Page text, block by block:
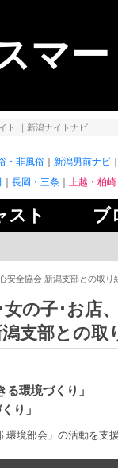
マ
ト ｜新潟ナイトナビ
・非風俗
新潟男前ナビ
長岡・三条 上越・柏
スト ブ
安全協会 新潟支部との取り
の子･お店
支部との取
る環境づくり」
り」
環境部会」の活動を支